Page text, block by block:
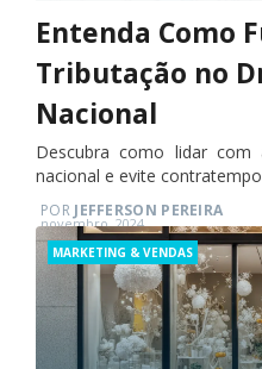
Entenda Como
Tributação no
Nacional
Descubra como lidar com
nacional e evite
PORJEFFERSON PEREIRA
Posted
on
novembro, 2024
Categories
MARKETING & VENDAS